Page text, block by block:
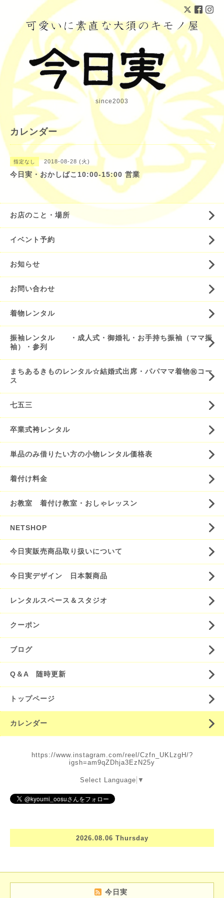
since2003
カレンダー
指定なし 2018-08-28 (火)
今日実・おかしばこ10:00-15:00 営業
お店のこと・場所
イベント予約
お知らせ
お問い合わせ
着物レンタル
振袖レンタル ・成人式・御婚礼・お手持ち振袖（ママ振
袖）・参列
まちあるきものレンタル☆結婚式出席・パパママ着物㊗️コー
ス
七五三
卒業式袴レンタル
単品のみ借りたい方の小物レンタル価格表
着付け料金
お教室 着付け教室・おしゃレッスン
NETSHOP
今日実販売商品取り扱いについて
今日実デザイン 日本製商品
レンタルスペース＆スタジオ
クーポン
ブログ
Q＆A 随時更新
トップページ
カレンダー
https://www.instagram.com/reel/Czfn_UKLzgH/?
igsh=am9qZDhja3EzN25y
Select Language ▼
2026.08.06 Thursday
今日実